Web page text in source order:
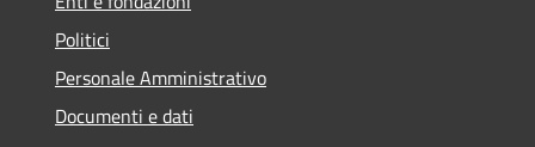
Politici
Personale Amministrativo
Documenti e dati